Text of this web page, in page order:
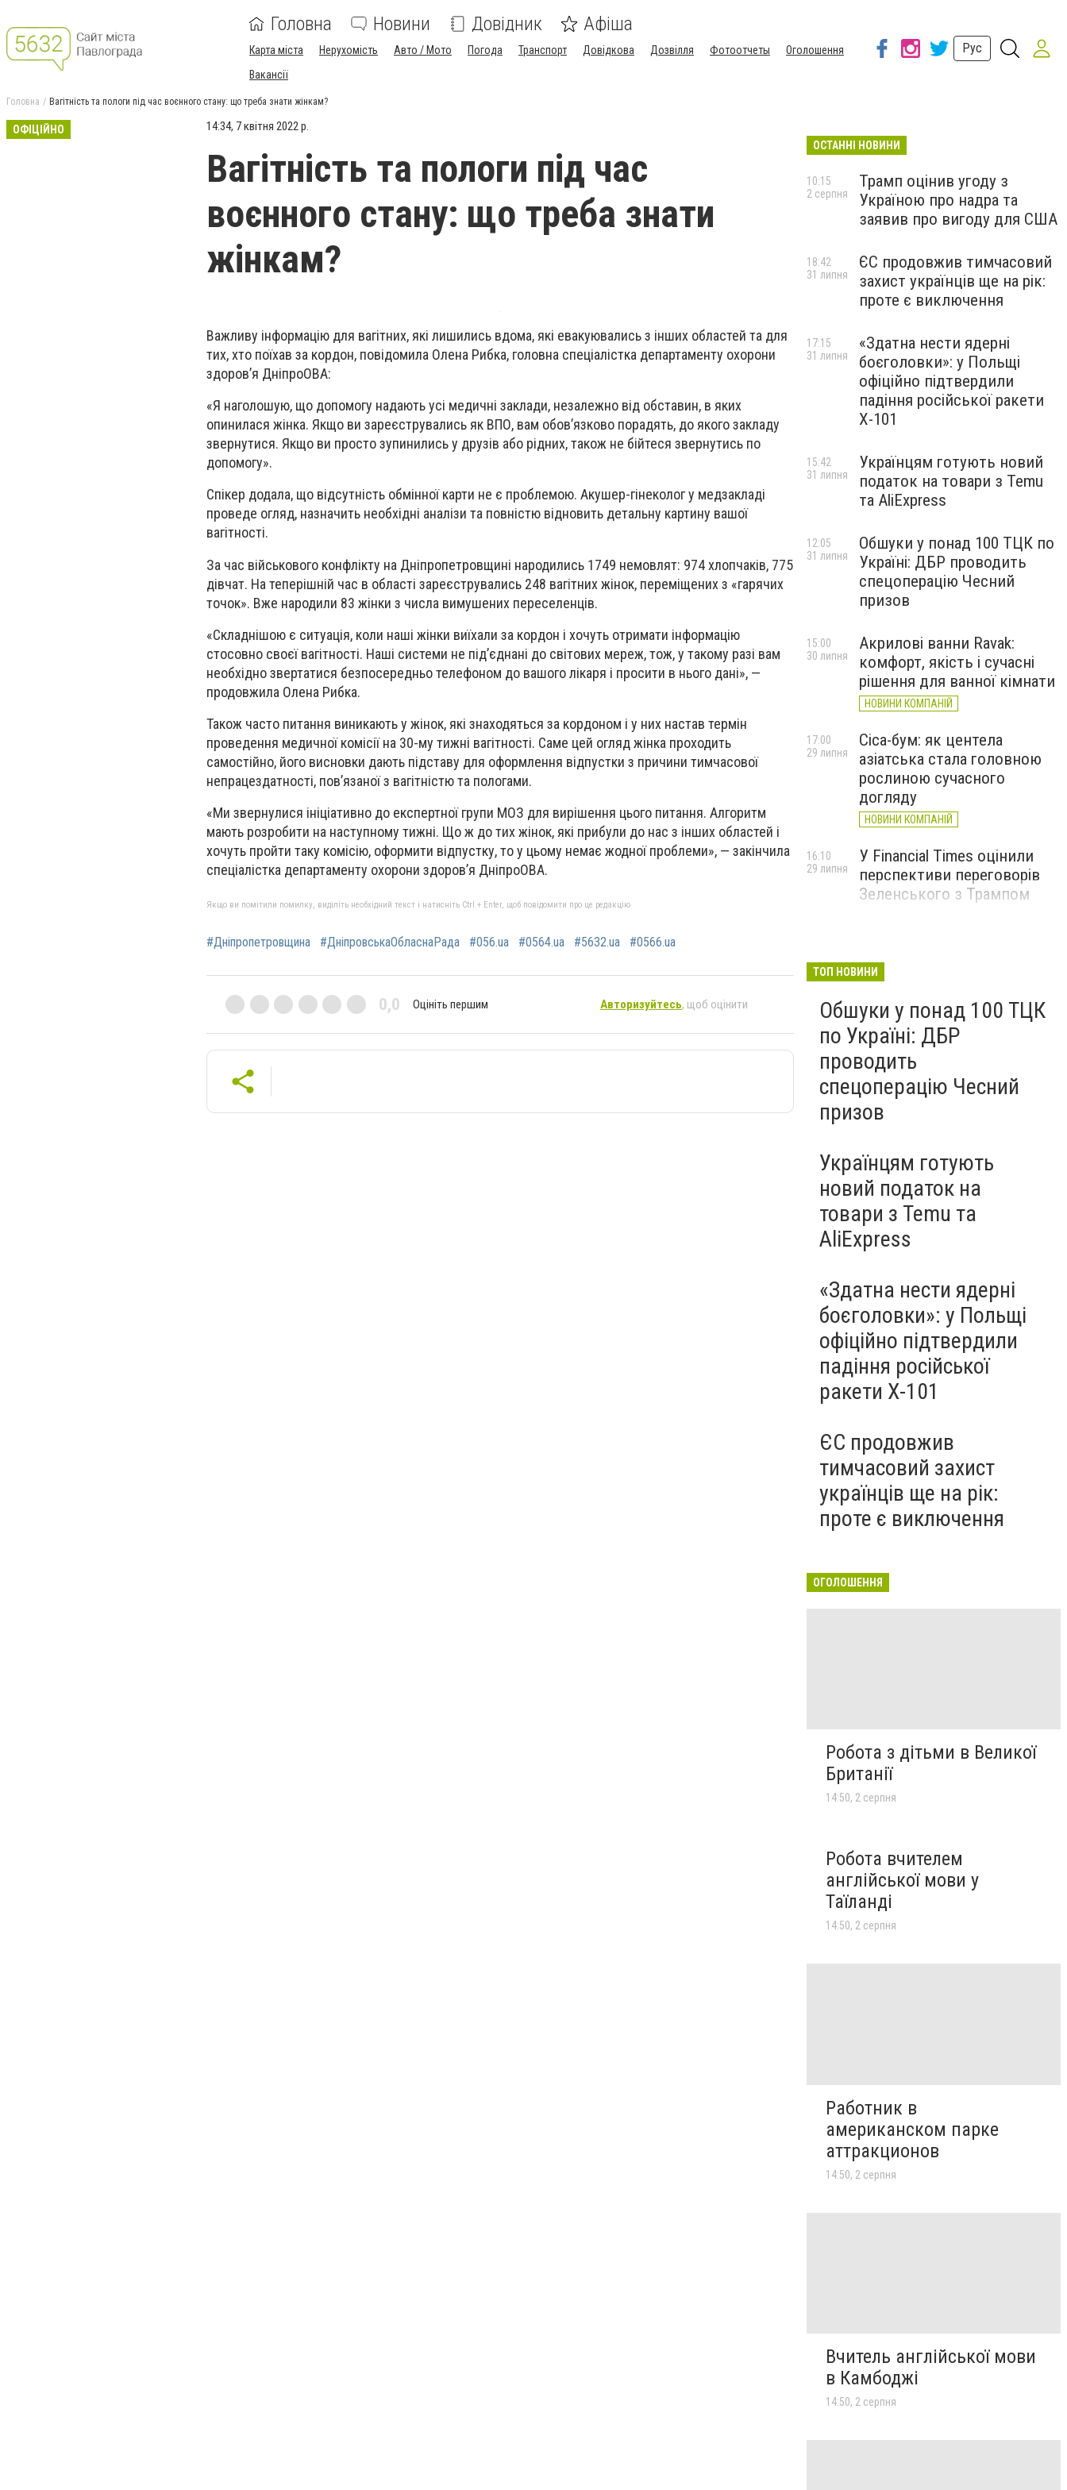
Головна Новини Довідник Афіша
Карта міста Нерухомість Авто / Мото Погода Транспорт Довідкова Дозвілля Фотоотчеты
Оголошення
Вакансії
Рус
Головна Вагітність та пологи під час воєнного стану: що треба знати жінкам?
ОФІЦІЙНО 14:34, 7 квітня 2022 р.
Вагітність та пологи під час
воєнного стану: що треба знати
жінкам?
Важливу інформацію для вагітних, які лишились вдома, які евакуювались з інших областей та для
тих, хто поїхав за кордон, повідомила Олена Рибка, головна спеціалістка департаменту охорони
здоров’я ДніпроОВА:
«Я наголошую, що допомогу надають усі медичні заклади, незалежно від обставин, в яких
опинилася жінка. Якщо ви зареєструвались як ВПО, вам обов’язково порадять, до якого закладу
звернутися. Якщо ви просто зупинились у друзів або рідних, також не бійтеся звернутись по
допомогу».
Спікер додала, що відсутність обмінної карти не є проблемою. Акушер-гінеколог у медзакладі
проведе огляд, назначить необхідні аналізи та повністю відновить детальну картину вашої
вагітності.
За час військового конфлікту на Дніпропетровщині народились 1749 немовлят: 974 хлопчаків, 775
дівчат. На теперішній час в області зареєструвались 248 вагітних жінок, переміщених з «гарячих
точок». Вже народили 83 жінки з числа вимушених переселенців.
«Складнішою є ситуація, коли наші жінки виїхали за кордон і хочуть отримати інформацію
стосовно своєї вагітності. Наші системи не під’єднані до світових мереж, тож, у такому разі вам
необхідно звертатися безпосередньо телефоном до вашого лікаря і просити в нього дані», —
продовжила Олена Рибка.
Також часто питання виникають у жінок, які знаходяться за кордоном і у них настав термін
проведення медичної комісії на 30-му тижні вагітності. Саме цей огляд жінка проходить
самостійно, його висновки дають підставу для оформлення відпустки з причини тимчасової
непрацездатності, пов’язаної з вагітністю та пологами.
«Ми звернулися ініціативно до експертної групи МОЗ для вирішення цього питання. Алгоритм
мають розробити на наступному тижні. Що ж до тих жінок, які прибули до нас з інших областей і
хочуть пройти таку комісію, оформити відпустку, то у цьому немає жодної проблеми», — закінчила
спеціалістка департаменту охорони здоров’я ДніпроОВА.
Якщо ви помітили помилку, виділіть необхідний текст і натисніть Ctrl + Enter, щоб повідомити про це редакцію
#Дніпропетровщина #ДніпровськаОбласнаРада #056.ua #0564.ua #5632.ua #0566.ua
0,0 Оцініть першим Авторизуйтесь, щоб оцінити
ОСТАННІ НОВИНИ
Трамп оцінив угоду з
Україною про надра та
заявив про вигоду для США
10:15
2 серпня
ЄС продовжив тимчасовий
захист українців ще на рік:
проте є виключення
18:42
31 липня
«Здатна нести ядерні
боєголовки»: у Польщі
офіційно підтвердили
падіння російської ракети
Х-101
17:15
31 липня
Українцям готують новий
податок на товари з Temu
та AliExpress
15:42
31 липня
Обшуки у понад 100 ТЦК по
Україні: ДБР проводить
спецоперацію Чесний
призов
12:05
31 липня
Акрилові ванни Ravak:
комфорт, якість і сучасні
рішення для ванної кімнати
НОВИНИ КОМПАНІЙ
15:00
30 липня
Cica-бум: як центела
азіатська стала головною
рослиною сучасного
догляду
НОВИНИ КОМПАНІЙ
17:00
29 липня
У Financial Times оцінили
перспективи переговорів
Зеленського з Трампом
16:10
29 липня
ТОП НОВИНИ
Обшуки у понад 100 ТЦК
по Україні: ДБР
проводить
спецоперацію Чесний
призов
Українцям готують
новий податок на
товари з Temu та
AliExpress
«Здатна нести ядерні
боєголовки»: у Польщі
офіційно підтвердили
падіння російської
ракети Х-101
ЄС продовжив
тимчасовий захист
українців ще на рік:
проте є виключення
ОГОЛОШЕННЯ
Робота з дітьми в Великої
Британії
14:50, 2 серпня
Робота вчителем
англійської мови у
Таїланді
14:50, 2 серпня
Работник в
американском парке
аттракционов
14:50, 2 серпня
Вчитель англійської мови
в Камбоджі
14:50, 2 серпня